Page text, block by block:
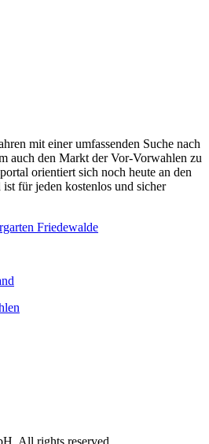
mit einer umfassenden Suche nach
auch den Markt der Vor-Vorwahlen zu
orientiert sich noch heute an den
für jeden kostenlos und sicher
Friedewalde
All rights reserved.